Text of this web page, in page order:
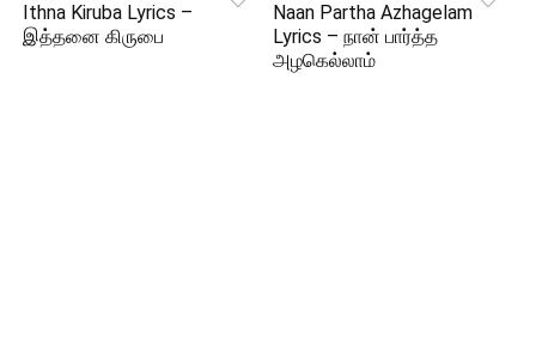
Ithna Kiruba Lyrics –
இத்தனை கிருபை
Naan Partha Azhagelam
Lyrics – நான் பார்த்த
அழகெல்லாம்